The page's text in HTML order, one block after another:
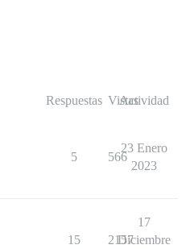
Respuestas Vistas
Actividad
5 566
23 Enero
2023
15 2157
17
Diciembre